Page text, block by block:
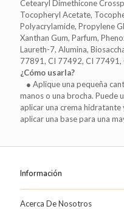
Cetearyl Dimethicone
Tocopheryl Acetate,
Polyacrylamide, Propylene
Xanthan Gum, Parfum,
Laureth-7, Alumina,
77891, CI 77492, CI 77491,
¿Cómo usarla?
● Aplique una pequeña
manos o una brocha. Puede
aplicar una crema
aplicar una base para una
Información
Acerca De Nosotros